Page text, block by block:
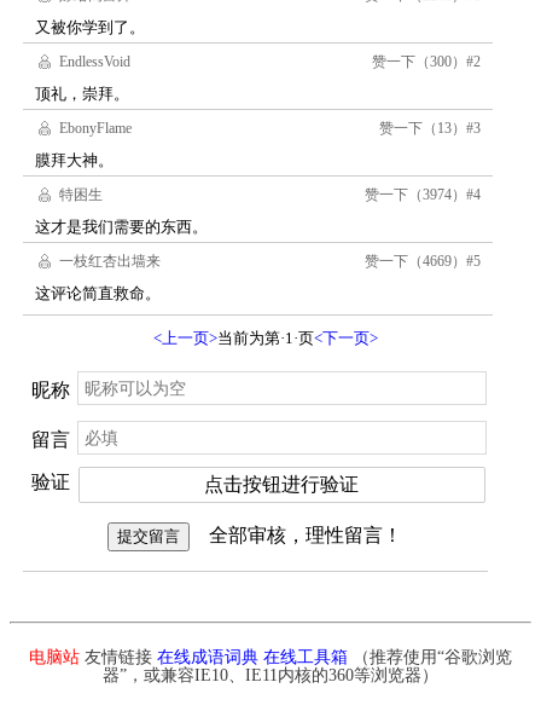
电脑站 友情链接 在线成语词典 在线工具箱 （推荐使用“谷歌浏览
器”，或兼容IE10、IE11内核的360等浏览器）